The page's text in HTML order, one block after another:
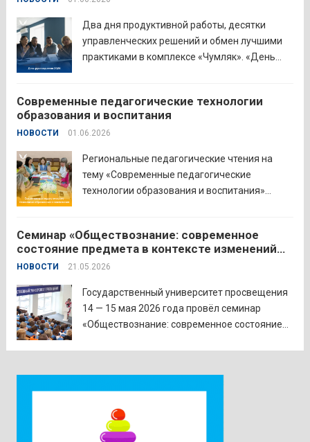
Притобольного муниципального округа
Наталья Сергеевна Иванова подчеркнула
важность очных практических встреч для...
Два дня продуктивной работы, десятки
управленческих решений и обмен лучшими
практиками в комплексе «Чумляк». «День
управления образованием для обсуждения
ключевых задач и развития системы
образования региона. Заместитель
губернатора по социальной политике
Наталья...
Современные педагогические технологии
образования и воспитания
НОВОСТИ 01.06.2026
Региональные педагогические чтения на
тему «Современные педагогические
технологии образования и воспитания»
Шадринска. Основная цель Педагогических
чтений — освещение тенденций учебно-
воспитательного процесса с учетом новых
образовательных стандартов через обмен...
Читать дальше
Семинар «Обществознание: современное
состояние предмета в контексте изменений
законодательства и введения единых
Государственном университете просвещения
НОВОСТИ 21.05.2026
Государственный университет просвещения
14 — 15 мая 2026 года провёл семинар
«Обществознание: современное состояние
Наталия Александровна Наумова отметила,
что...Читать дальше